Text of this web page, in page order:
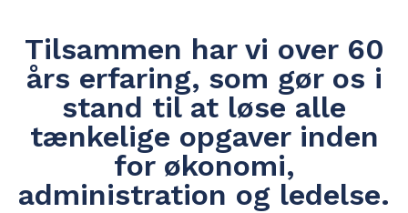
Tilsammen har vi over 60
års erfaring, som gør os i
stand til at løse alle
tænkelige opgaver inden
for økonomi,
administration og ledelse.